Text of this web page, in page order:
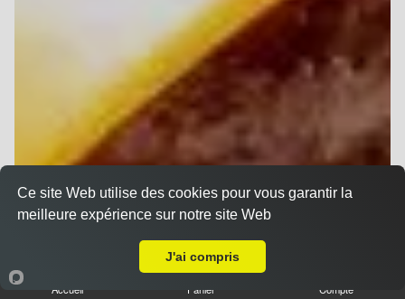
Accueil Panier Compte
Ce site Web utilise des cookies pour vous garantir la
meilleure expérience sur notre site Web
J'ai compris